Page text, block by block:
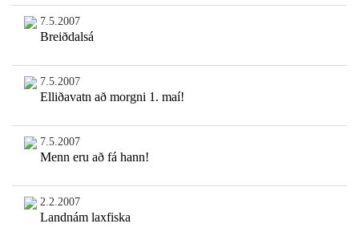
7.5.2007
Breiðdalsá
7.5.2007
Elliðavatn að morgni 1. maí!
7.5.2007
Menn eru að fá hann!
2.2.2007
Landnám laxfiska